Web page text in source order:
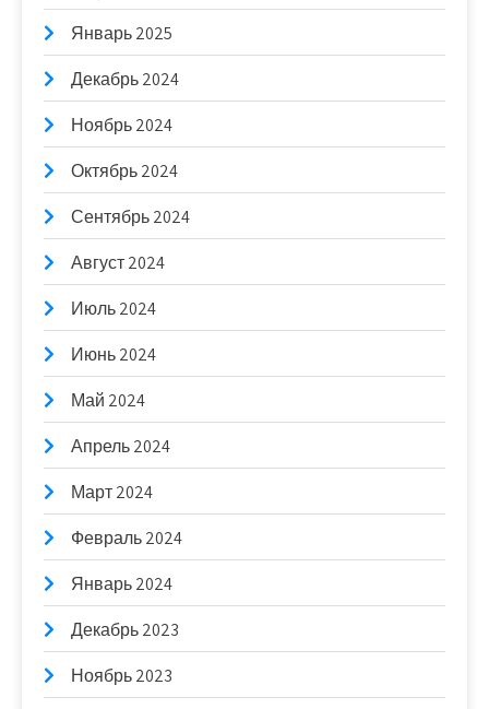
Январь 2025
Декабрь 2024
Ноябрь 2024
Октябрь 2024
Сентябрь 2024
Август 2024
Июль 2024
Июнь 2024
Май 2024
Апрель 2024
Март 2024
Февраль 2024
Январь 2024
Декабрь 2023
Ноябрь 2023